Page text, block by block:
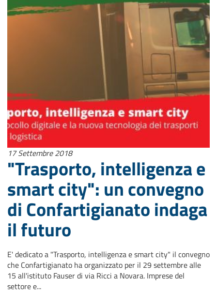
17 Settembre 2018
"Trasporto, intelligenza e
smart city": un convegno
di Confartigianato indaga
il futuro
E' dedicato a "Trasporto, intelligenza e smart city" il convegno
che Confartigianato ha organizzato per il 29 settembre alle
15 all'istituto Fauser di via Ricci a Novara. Imprese del
settore e...